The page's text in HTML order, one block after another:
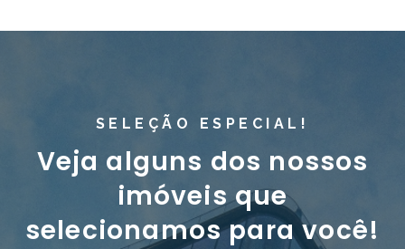
SELEÇÃO ESPECIAL!
Veja alguns dos nossos
imóveis que
selecionamos para você!